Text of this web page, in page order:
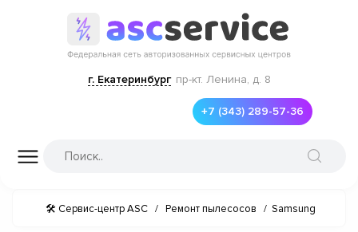
г. Екатеринбург пр-кт. Ленина, д. 8
+7 (343) 289-57-36
🛠 Сервис-центр ASC / Ремонт пылесосов / Samsung